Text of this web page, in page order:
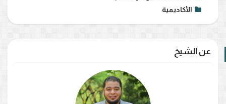
الأكاديمية
عن الشيخ